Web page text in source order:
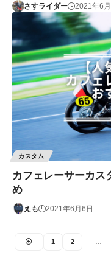
さすライダー 2021年6月
カスタム
カフェレーサーカス
め
えも 2021年6月6日
1 2 …